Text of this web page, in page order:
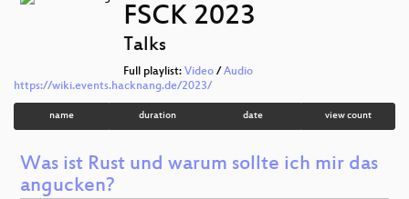
FSCK 2023
Talks
Full playlist: Video / Audio
https://wiki.events.hacknang.de/2023/
name duration date view count
Was ist Rust und warum sollte ich mir das
angucken?